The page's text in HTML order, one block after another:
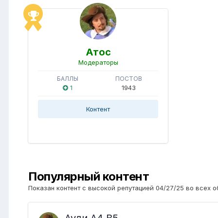
Атос
Модераторы
БАЛЛЫ
1
ПОСТОВ
1943
Контент
Популярный контент
Показан контент с высокой репутацией 04/27/25 во всех